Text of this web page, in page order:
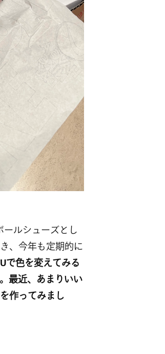
ルシューズとし
、今年も定期的に
で色を変えてみる
最近、あまりいい
作ってみまし